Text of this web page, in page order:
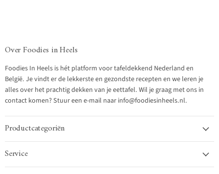
Over Foodies in Heels
Foodies In Heels is hét platform voor tafeldekkend Nederland en
België. Je vindt er de lekkerste en gezondste recepten en we leren je
alles over het prachtig dekken van je eettafel. Wil je graag met ons in
contact komen? Stuur een e-mail naar info@foodiesinheels.nl.
Productcategoriën
Service